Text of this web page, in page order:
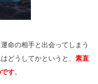
命の相手と出会ってしまう
どうしてかというと、 素直
す。